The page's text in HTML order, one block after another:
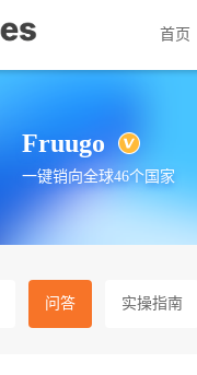
首页
Fruugo
一键销向全球46个国家
问答 实操指南